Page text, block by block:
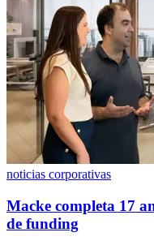
noticias corporativas
Macke completa 17
de funding